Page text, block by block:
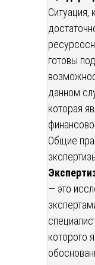
Ситуация,
готовы
данном
которая
Общие
— это
которого